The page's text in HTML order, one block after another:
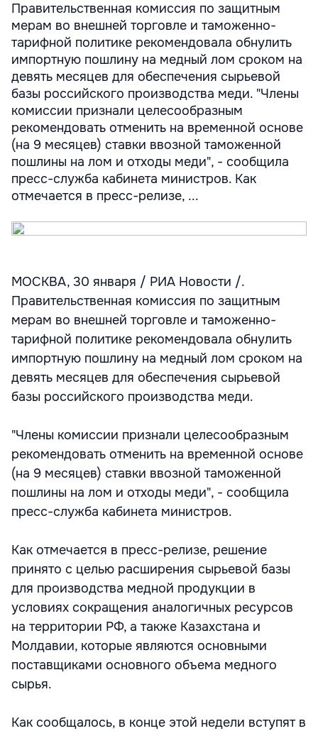
Правительственная комиссия по защитным
мерам во внешней торговле и таможенно-
тарифной политике рекомендовала обнулить
импортную пошлину на медный лом сроком на
девять месяцев для обеспечения сырьевой
базы российского производства меди. "Члены
комиссии признали целесообразным
рекомендовать отменить на временной основе
(на 9 месяцев) ставки ввозной таможенной
пошлины на лом и отходы меди", - сообщила
пресс-служба кабинета министров. Как
отмечается в пресс-релизе, ...
МОСКВА, 30 января / РИА Новости /.
Правительственная комиссия по защитным
мерам во внешней торговле и таможенно-
тарифной политике рекомендовала обнулить
импортную пошлину на медный лом сроком на
девять месяцев для обеспечения сырьевой
базы российского производства меди.
"Члены комиссии признали целесообразным
рекомендовать отменить на временной основе
(на 9 месяцев) ставки ввозной таможенной
пошлины на лом и отходы меди", - сообщила
пресс-служба кабинета министров.
Как отмечается в пресс-релизе, решение
принято с целью расширения сырьевой базы
для производства медной продукции в
условиях сокращения аналогичных ресурсов
на территории РФ, а также Казахстана и
Молдавии, которые являются основными
поставщиками основного объема медного
сырья.
Как сообщалось, в конце этой недели вступят в